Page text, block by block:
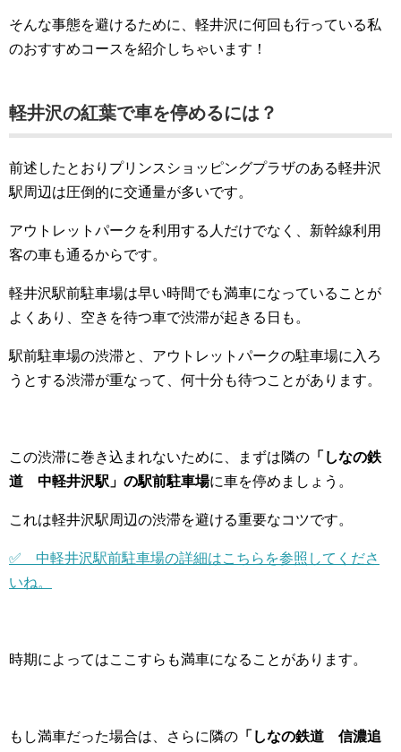
そんな事態を避けるために、軽井沢に何回も行っている私
のおすすめコースを紹介しちゃいます！
軽井沢の紅葉で車を停めるには？
前述したとおりプリンスショッピングプラザのある軽井沢
駅周辺は圧倒的に交通量が多いです。
アウトレットパークを利用する人だけでなく、新幹線利用
客の車も通るからです。
軽井沢駅前駐車場は早い時間でも満車になっていることが
よくあり、空きを待つ車で渋滞が起きる日も。
駅前駐車場の渋滞と、アウトレットパークの駐車場に入ろ
うとする渋滞が重なって、何十分も待つことがあります。
この渋滞に巻き込まれないために、まずは隣の 「しなの鉄
道 中軽井沢駅」の駅前駐車場に車を停めましょう。
これは軽井沢駅周辺の渋滞を避ける重要なコツです。
✅ 中軽井沢駅前駐車場の詳細はこちらを参照してくださ
いね。
時期によってはここすらも満車になることがあります。
もし満車だった場合は、さらに隣の 「しなの鉄道 信濃追